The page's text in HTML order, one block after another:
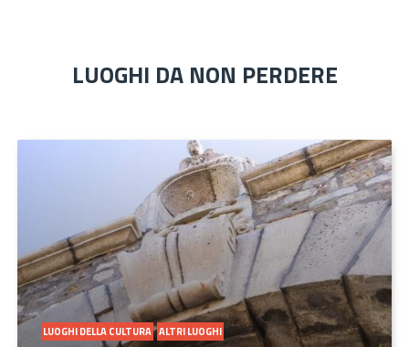
LUOGHI DA NON PERDERE
LUOGHI DELLA CULTURA ALTRI LUOGHI